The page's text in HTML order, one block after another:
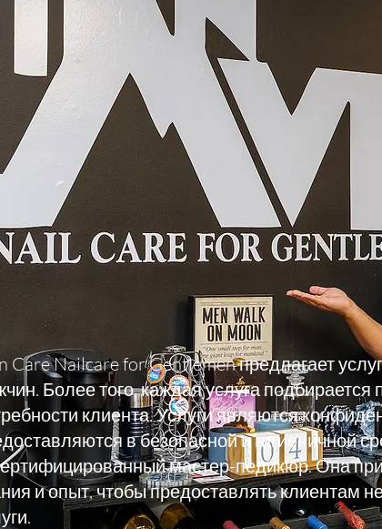
Care Nailcare for Gentlemen предлагает
Более того, каждая услуга подбирается
клиента. Услуги являются
в безопасной и гигиеничной
мастер-педикюр. Она
и опыт, чтобы предоставлять клиентам